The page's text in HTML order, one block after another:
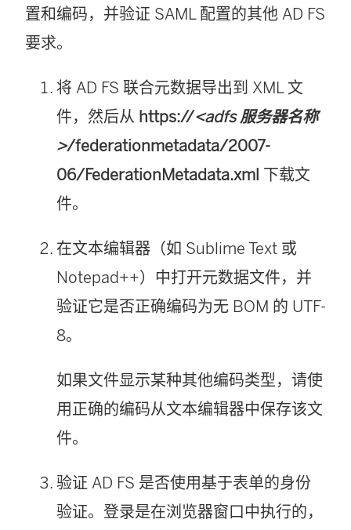
置和编码，并验证 SAML 配置的其他 AD FS
要求。
将 AD FS 联合元数据导出到 XML 文
件，然后从 https://<adfs 服务器名称
>/federationmetadata/2007-
06/FederationMetadata.xml 下载文
件。
在文本编辑器（如 Sublime Text 或
Notepad++）中打开元数据文件，并
验证它是否正确编码为无 BOM 的 UTF-
8。
如果文件显示某种其他编码类型，请使
用正确的编码从文本编辑器中保存该文
件。
验证 AD FS 是否使用基于表单的身份
验证。登录是在浏览器窗口中执行的，